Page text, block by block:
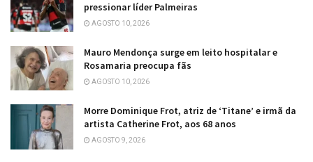
pressionar líder Palmeiras
AGOSTO 10, 2026
Mauro Mendonça surge em leito hospitalar e
Rosamaria preocupa fãs
AGOSTO 10, 2026
Morre Dominique Frot, atriz de ‘Titane’ e irmã da
artista Catherine Frot, aos 68 anos
AGOSTO 9, 2026